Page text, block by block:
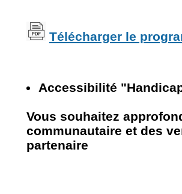
Télécharger le
Accessibilité
Vous souhaitez
communautaire et des
partenaire